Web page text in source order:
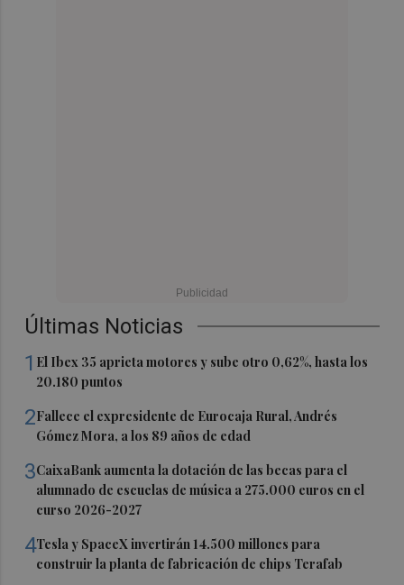
Últimas Noticias
1 El Ibex 35 aprieta motores y sube otro 0,62%, hasta los
20.180 puntos
2Fallece el expresidente de Eurocaja Rural, Andrés
Gómez Mora, a los 89 años de edad
3CaixaBank aumenta la dotación de las becas para el
alumnado de escuelas de música a 275.000 euros en el
curso 2026-2027
4Tesla y SpaceX invertirán 14.500 millones para
construir la planta de fabricación de chips Terafab